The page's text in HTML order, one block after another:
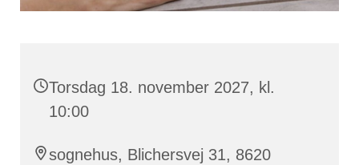
Torsdag 18. november 2027, kl.
10:00
sognehus, Blichersvej 31, 8620